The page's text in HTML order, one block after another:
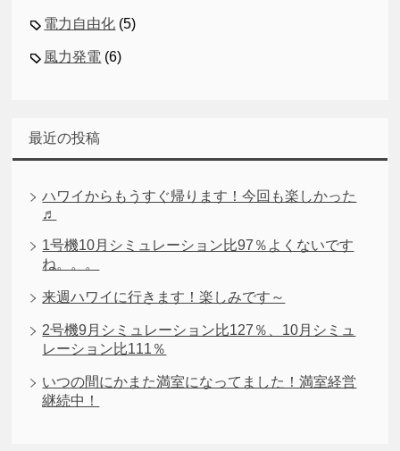
電力自由化 (5)
風力発電 (6)
最近の投稿
ハワイからもうすぐ帰ります！今回も楽しかった
♬
1号機10月シミュレーション比97％よくないです
ね。。。
来週ハワイに行きます！楽しみです～
2号機9月シミュレーション比127％、10月シミュ
レーション比111％
いつの間にかまた満室になってました！満室経営
継続中！